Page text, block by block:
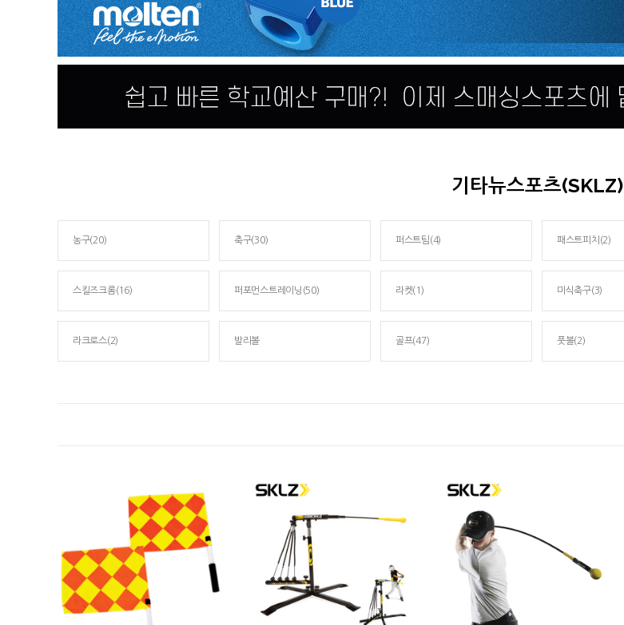
기타뉴스포츠(SKLZ)
농구(20) 축구(30) 퍼스트팀(4) 패스트피치(2)
스킬즈크롬(16) 퍼포먼스트레이닝(50) 라켓(1) 미식축구(3)
라크로스(2) 발리볼 골프(47) 풋볼(2)